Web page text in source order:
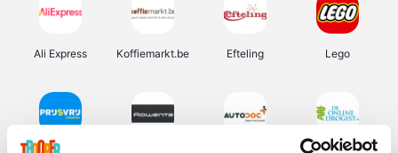
Ali Express Koffiemarkt.be Efteling Lego